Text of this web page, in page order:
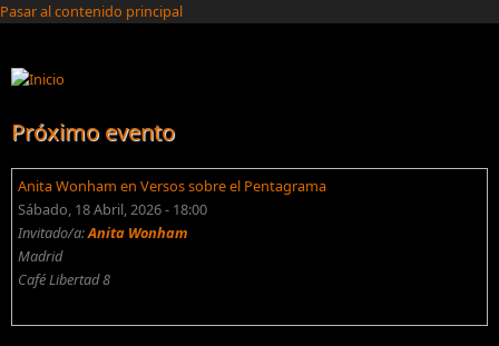
Pasar al contenido principal
Próximo evento
Anita Wonham en Versos sobre el Pentagrama
Sábado, 18 Abril, 2026 - 18:00
Invitado/a:Anita Wonham
Madrid
Café Libertad 8